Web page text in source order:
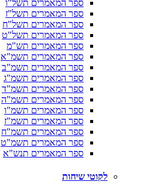
ספר המאמרים תשל"ו
ספר המאמרים תשל"ז
ספר המאמרים תשל"ח
ספר המאמרים תשל"ט
ספר המאמרים תש"מ
ספר המאמרים תשמ"א
ספר המאמרים תשמ"ב
ספר המאמרים תשמ"ג
ספר המאמרים תשמ"ד
ספר המאמרים תשמ"ה
ספר המאמרים תשמ"ו
ספר המאמרים תשמ"ז
ספר המאמרים תשמ"ח
ספר המאמרים תשמ"ט
ספר המאמרים תנש"א
לקוטי שיחות